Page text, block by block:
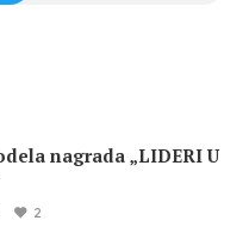
nagrada „LIDERI U
2